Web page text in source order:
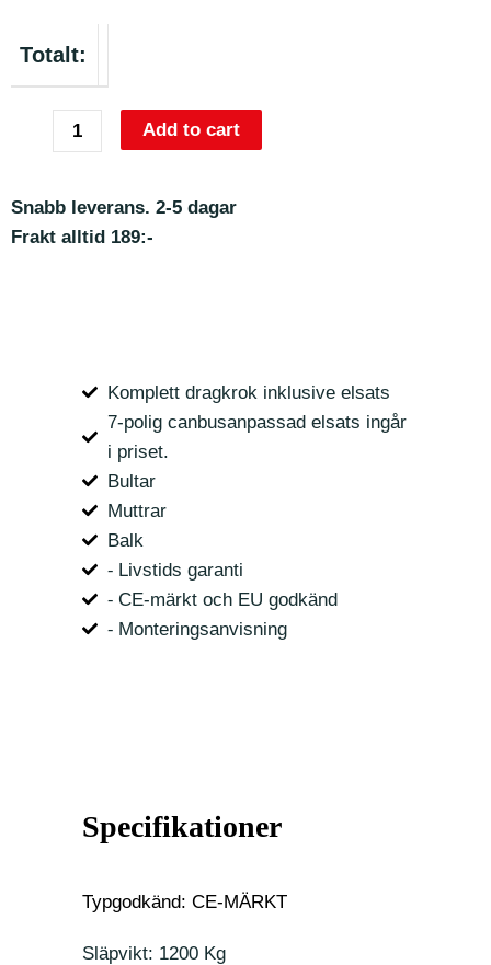
Totalt:
Add to cart
Snabb leverans. 2-5 dagar
Frakt alltid 189:-
Komplett dragkrok inklusive elsats
7-polig canbusanpassad elsats ingår
i priset.
Bultar
Muttrar
Balk
⁃ Livstids garanti
⁃ CE-märkt och EU godkänd
⁃ Monteringsanvisning
Specifikationer
Typgodkänd: CE-MÄRKT
Släpvikt: 1200 Kg